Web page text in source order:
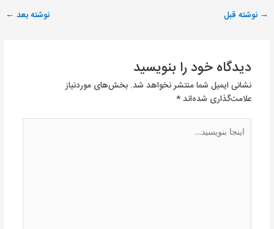
→ نوشته قبل نوشته بعد ←
دیدگاه‌ خود را بنویسید
نشانی ایمیل شما منتشر نخواهد شد. بخش‌های موردنیاز
علامت‌گذاری شده‌اند*
بنویسید…